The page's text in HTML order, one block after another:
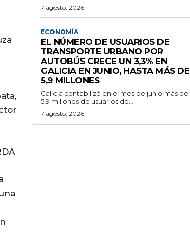
7 agosto, 2026
ECONOMÍA
EL NÚMERO DE USUARIOS DE
TRANSPORTE URBANO POR
AUTOBÚS CRECE UN 3,3% EN
GALICIA EN JUNIO, HASTA MÁS DE
5,9 MILLONES
Galicia contabilizó en el mes de junio más de
5,9 millones de usuarios de...
7 agosto, 2026